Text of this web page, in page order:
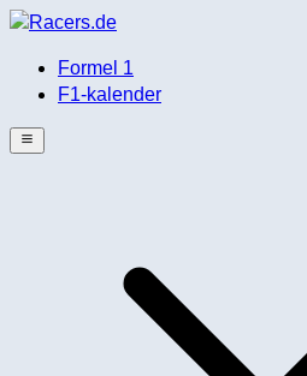
Formel 1
F1-kalender